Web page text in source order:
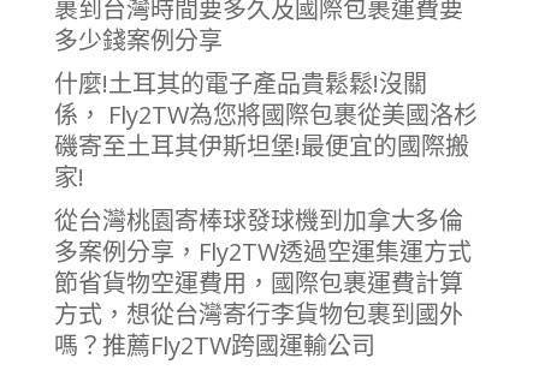
裹到台灣時間要多久及國際包裹運費要
多少錢案例分享
什麼!土耳其的電子產品貴鬆鬆!沒關
係， Fly2TW為您將國際包裹從美國洛杉
磯寄至土耳其伊斯坦堡!最便宜的國際搬
家!
從台灣桃園寄棒球發球機到加拿大多倫
多案例分享，Fly2TW透過空運集運方式
節省貨物空運費用，國際包裹運費計算
方式，想從台灣寄行李貨物包裹到國外
嗎？推薦Fly2TW跨國運輸公司